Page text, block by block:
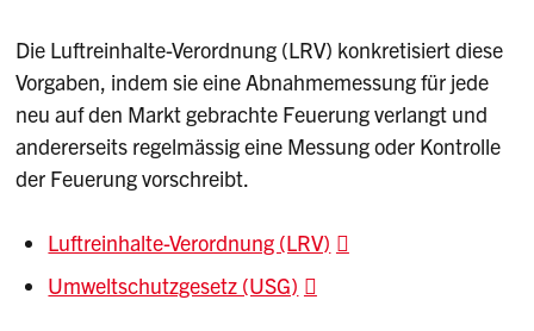
Die Luftreinhalte-Verordnung (LRV) konkretisiert diese
Vorgaben, indem sie eine Abnahmemessung für jede
neu auf den Markt gebrachte Feuerung verlangt und
andererseits regelmässig eine Messung oder Kontrolle
der Feuerung vorschreibt.
Luftreinhalte-Verordnung (LRV)
Umweltschutzgesetz (USG)